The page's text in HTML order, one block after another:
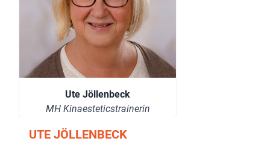
Ute Jöllenbeck
MH Kinaesteticstrainerin
UTE JÖLLENBECK